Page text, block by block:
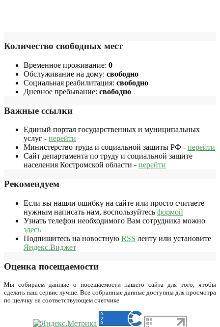
Количество свободных мест
Временное проживание: 0
Обслуживание на дому: свободно
Социальная реабилитация: свободно
Дневное пребывание: свободно
Важные ссылки
Единый портал государственных и муниципальных
услуг - перейти
Министерство труда и социальной защиты РФ - перейти
Сайт департамента по труду и социальной защите
населения Костромской области - перейти
Рекомендуем
Если вы нашли ошибку на сайте или просто считаете
нужным написать нам, воспользуйтесь формой
Узнать телефон необходимого Вам сотрудника можно
здесь
Подпишитесь на новостную RSS ленту или установите
Яндекс.Виджет
Оценка посещаемости
Мы собираем данные о посещаемости нашего сайта для того, чтобы
сделать наш сервис лучше. Все собранные данные доступны для просмотра
по щелчку на соответствующем счетчике